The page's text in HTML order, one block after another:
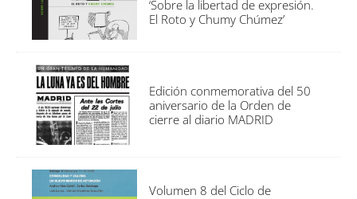
‘Sobre la libertad de expresión.
El Roto y Chumy Chúmez’
Edición conmemorativa del 50
aniversario de la Orden de
cierre al diario MADRID
Volumen 8 del Ciclo de